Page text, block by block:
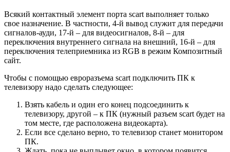
Всякий контактный элемент порта scart выполняет только
свое назначение. В частности, 4-й вывод служит для передачи
сигналов-ауди, 17-й – для видеосигналов, 8-й – для
переключения внутреннего сигнала на внешний, 16-й – для
переключения телеприемника из RGB в режим Композитный
сайт.
Чтобы с помощью евроразъема scart подключить ПК к
телевизору надо сделать следующее:
Взять кабель и один его конец подсоединить к
телевизору, другой – к ПК (нужный разъем scart будет на
том месте, где расположена видеокарта).
Если все сделано верно, то телевизор станет монитором
ПК.